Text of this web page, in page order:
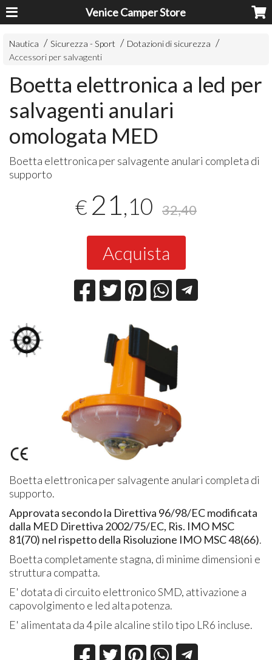
Venice Camper Store
Nautica Sicurezza - Sport
Dotazioni di sicurezza
Accessori per salvagenti
Boetta elettronica a led per
salvagenti anulari
omologata MED
Boetta elettronica per salvagente anulari completa di
supporto
€ 21 ,10 32,40
Acquista
Boetta elettronica per salvagente anulari completa di
supporto.
Approvata secondo la Direttiva 96/98/EC modificata
dalla MED Direttiva 2002/75/EC, Ris. IMO MSC
81(70) nel rispetto della Risoluzione IMO MSC 48(66).
Boetta completamente stagna, di minime dimensioni e
struttura compatta.
E' dotata di circuito elettronico SMD, attivazione a
capovolgimento e led alta potenza.
E' alimentata da 4 pile alcaline stilo tipo LR6 incluse.